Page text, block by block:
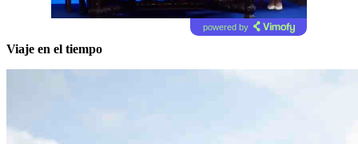
powered by
Viaje en el tiempo